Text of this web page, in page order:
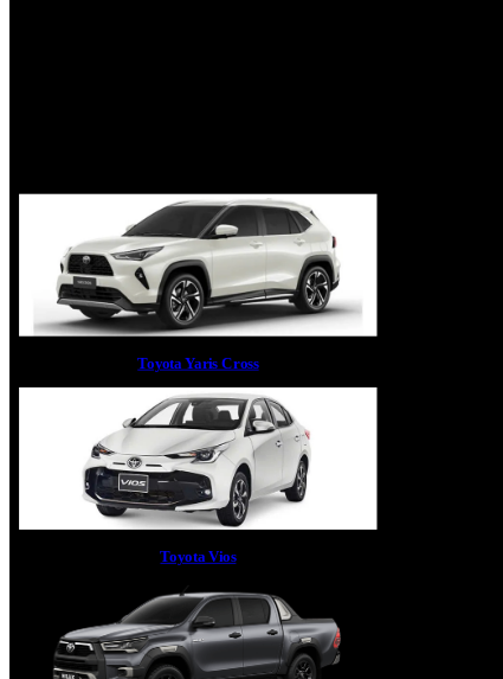
Toyota Yaris Cross
Toyota Vios